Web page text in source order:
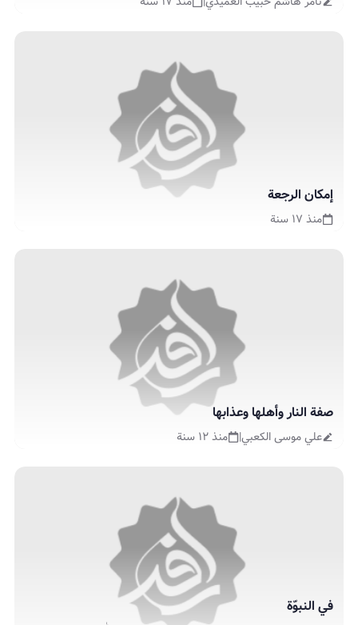
إمكان الرجعة
منذ ١٧ سنة
صفة النار وأهلها وعذابها
علي موسى الكعبي| منذ ١٢ سنة
في النبوّة